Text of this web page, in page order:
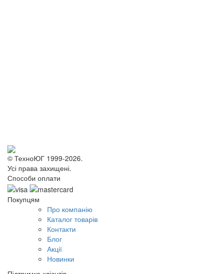
© ТехноЮГ 1999-2026.
Усі права захищені.
Способи оплати
Покупцям
Про компанію
Каталог товарів
Контакти
Блог
Акції
Новинки